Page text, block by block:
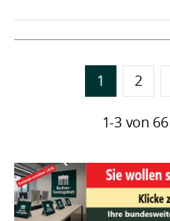
1 2
1-3 von